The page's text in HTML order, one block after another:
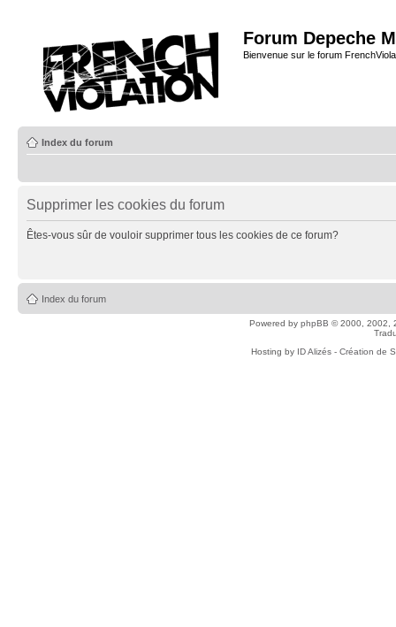
Forum Depeche
Bienvenue sur le forum
Index du forum
Supprimer les cookies du forum
Êtes-vous sûr de vouloir supprimer tous les cookies de ce forum?
Index du forum
Powered by phpBB © 2000, 2002,
Hosting by ID Alizés - Création de